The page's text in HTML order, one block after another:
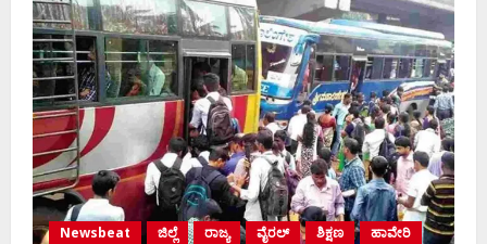
Newsbeat ಜಿಲ್ಲೆ ರಾಜ್ಯ ವೈರಲ್ ಶಿಕ್ಷಣ ಹಾವೇರಿ